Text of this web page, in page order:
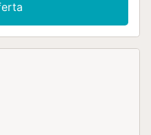
de vacaciones hay que
Los propietarios